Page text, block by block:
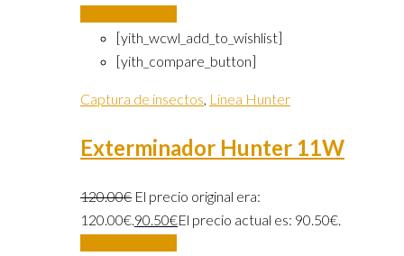
[yith_wcwl_add_to_wishlist]
[yith_compare_button]
Captura de insectos Linea Hunter
Exterminador Hunter 11W
120.00€ El precio original era:
120.00€. 90.50€El precio actual es: 90.50€.